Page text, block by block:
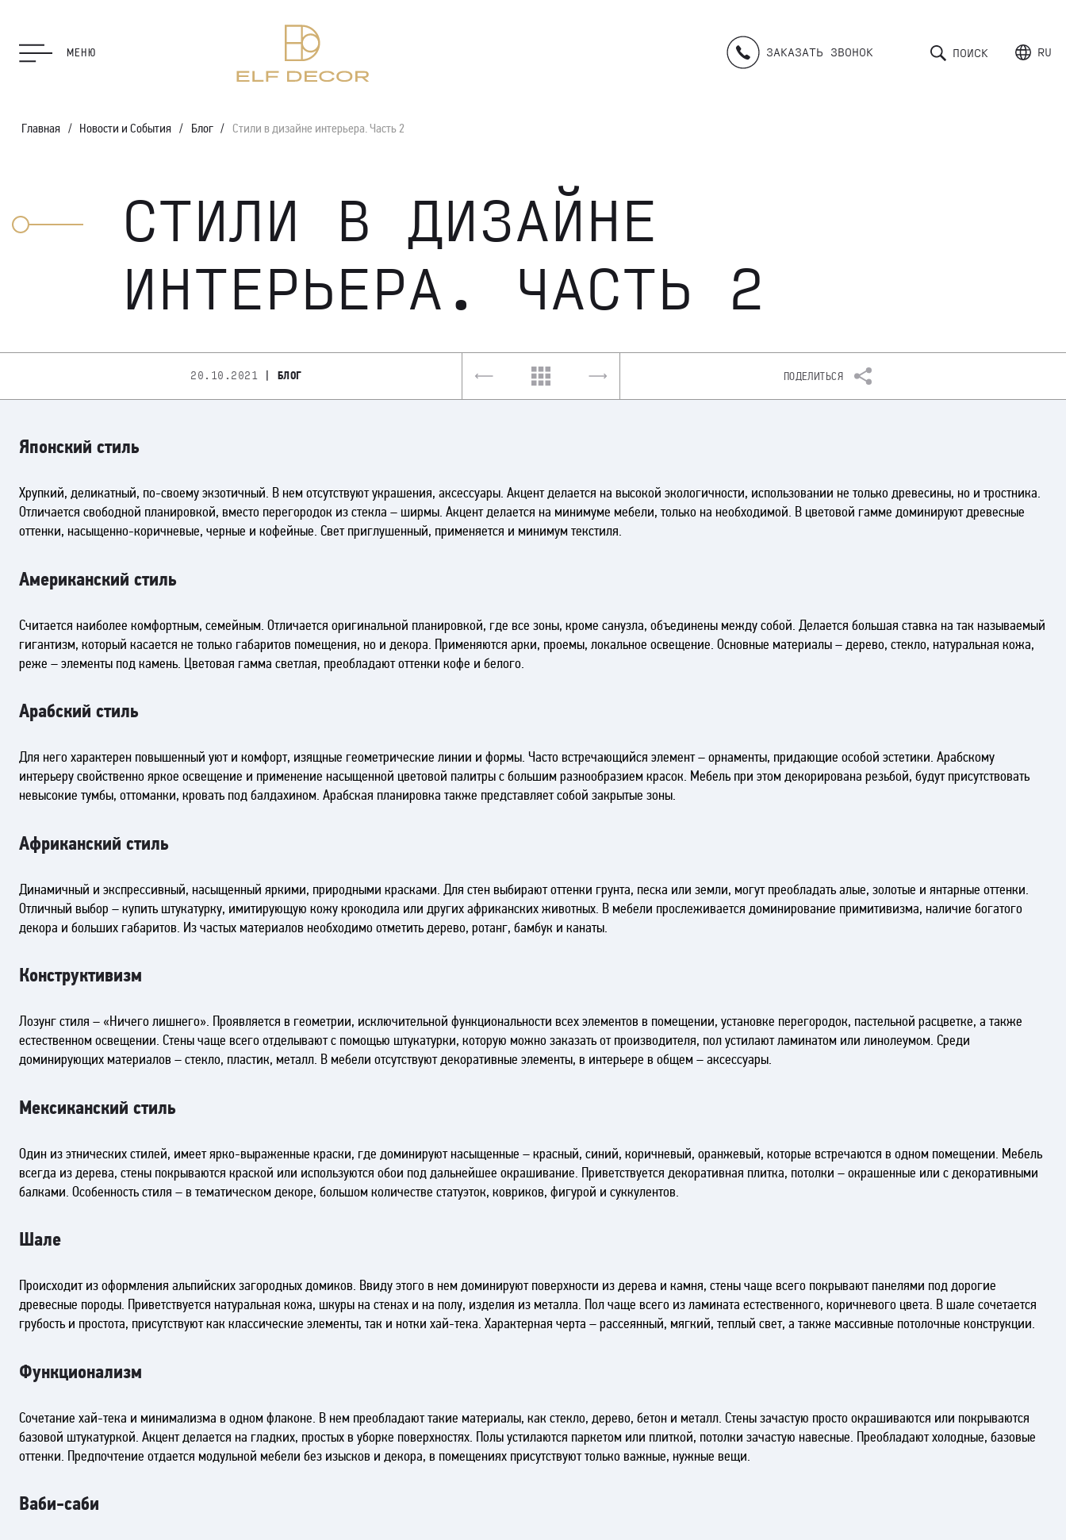
МЕНЮ ЗАКАЗАТЬ ЗВОНОК ПОИСК RU
Главная Новости и События Блог Стили в дизайне интерьера. Часть 2
СТИЛИ В ДИЗАЙНЕ
ИНТЕРЬЕРА. ЧАСТЬ 2
20.10.2021 | БЛОГ ПОДЕЛИТЬСЯ
Японский стиль
Хрупкий, деликатный, по-своему экзотичный. В нем отсутствуют украшения, аксессуары. Акцент делается на высокой экологичности, использовании не только древесины, но и тростника.
Отличается свободной планировкой, вместо перегородок из стекла – ширмы. Акцент делается на минимуме мебели, только на необходимой. В цветовой гамме доминируют древесные
оттенки, насыщенно-коричневые, черные и кофейные. Свет приглушенный, применяется и минимум текстиля.
Американский стиль
Считается наиболее комфортным, семейным. Отличается оригинальной планировкой, где все зоны, кроме санузла, объединены между собой. Делается большая ставка на так называемый
гигантизм, который касается не только габаритов помещения, но и декора. Применяются арки, проемы, локальное освещение. Основные материалы – дерево, стекло, натуральная кожа,
реже – элементы под камень. Цветовая гамма светлая, преобладают оттенки кофе и белого.
Арабский стиль
Для него характерен повышенный уют и комфорт, изящные геометрические линии и формы. Часто встречающийся элемент – орнаменты, придающие особой эстетики. Арабскому
интерьеру свойственно яркое освещение и применение насыщенной цветовой палитры с большим разнообразием красок. Мебель при этом декорирована резьбой, будут присутствовать
невысокие тумбы, оттоманки, кровать под балдахином. Арабская планировка также представляет собой закрытые зоны.
Африканский стиль
Динамичный и экспрессивный, насыщенный яркими, природными красками. Для стен выбирают оттенки грунта, песка или земли, могут преобладать алые, золотые и янтарные оттенки.
Отличный выбор – купить штукатурку, имитирующую кожу крокодила или других африканских животных. В мебели прослеживается доминирование примитивизма, наличие богатого
декора и больших габаритов. Из частых материалов необходимо отметить дерево, ротанг, бамбук и канаты.
Конструктивизм
Лозунг стиля – «Ничего лишнего». Проявляется в геометрии, исключительной функциональности всех элементов в помещении, установке перегородок, пастельной расцветке, а также
естественном освещении. Стены чаще всего отделывают с помощью штукатурки, которую можно заказать от производителя, пол устилают ламинатом или линолеумом. Среди
доминирующих материалов – стекло, пластик, металл. В мебели отсутствуют декоративные элементы, в интерьере в общем – аксессуары.
Мексиканский стиль
Один из этнических стилей, имеет ярко-выраженные краски, где доминируют насыщенные – красный, синий, коричневый, оранжевый, которые встречаются в одном помещении. Мебель
всегда из дерева, стены покрываются краской или используются обои под дальнейшее окрашивание. Приветствуется декоративная плитка, потолки – окрашенные или с декоративными
балками. Особенность стиля – в тематическом декоре, большом количестве статуэток, ковриков, фигурой и суккулентов.
Шале
Происходит из оформления альпийских загородных домиков. Ввиду этого в нем доминируют поверхности из дерева и камня, стены чаще всего покрывают панелями под дорогие
древесные породы. Приветствуется натуральная кожа, шкуры на стенах и на полу, изделия из металла. Пол чаще всего из ламината естественного, коричневого цвета. В шале сочетается
грубость и простота, присутствуют как классические элементы, так и нотки хай-тека. Характерная черта – рассеянный, мягкий, теплый свет, а также массивные потолочные конструкции.
Функционализм
Сочетание хай-тека и минимализма в одном флаконе. В нем преобладают такие материалы, как стекло, дерево, бетон и металл. Стены зачастую просто окрашиваются или покрываются
базовой штукатуркой. Акцент делается на гладких, простых в уборке поверхностях. Полы устилаются паркетом или плиткой, потолки зачастую навесные. Преобладают холодные, базовые
оттенки. Предпочтение отдается модульной мебели без изысков и декора, в помещениях присутствуют только важные, нужные вещи.
Ваби-саби